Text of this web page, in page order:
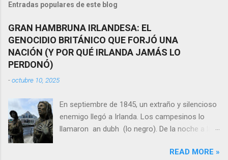
Entradas populares de este blog
GRAN HAMBRUNA IRLANDESA: EL
GENOCIDIO BRITÁNICO QUE FORJÓ UNA
NACIÓN (Y POR QUÉ IRLANDA JAMÁS LO
PERDONÓ)
-octubre 10, 2025
En septiembre de 1845, un extraño y silencioso
enemigo llegó a Irlanda. Los campesinos lo
llamaron an dubh (lo negro). De la noche a la
ocho millones de personas, se convertían en
READ MORE »